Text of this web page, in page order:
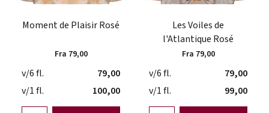
Moment de Plaisir Rosé
Fra 79,00
v/6 fl.
79,00
v/1 fl.
100,00
Les Voiles de
l'Atlantique Rosé
Fra 79,00
v/6 fl.
79,00
v/1 fl.
99,00